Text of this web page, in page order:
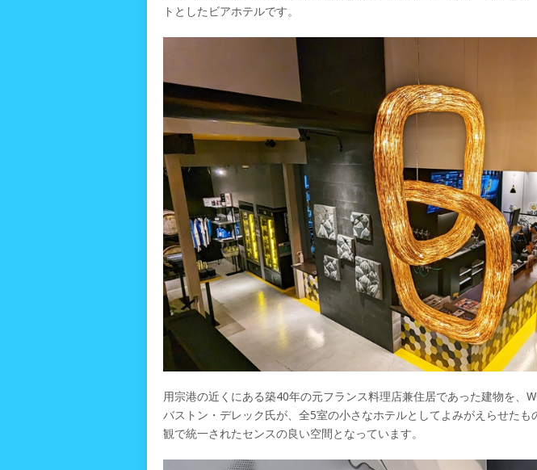
トとしたビアホテルです。
用宗港の近くにある築40年の元フランス料理店兼住居であった建物を、
バストン・デレック氏が、全5室の小さなホテルとしてよみがえらせたも
観で統一されたセンスの良い空間となっています。